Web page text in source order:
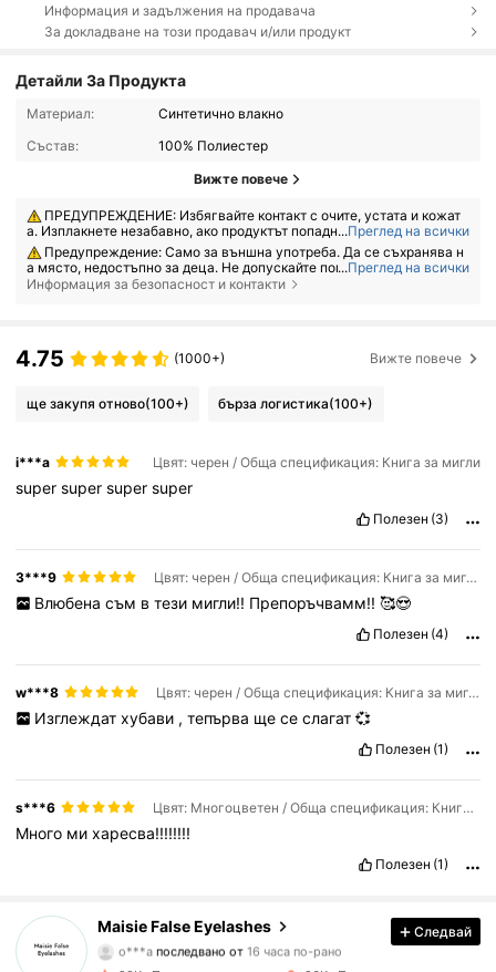
Информация и задължения на продавача
За докладване на този продавач и/или продукт
Детайли За Продукта
Материал:
Синтетично влакно
Състав:
100% Полиестер
Вижте повече
ПРЕДУПРЕЖДЕНИЕ: Избягвайте контакт с очите, устата и кожат
а. Изплакнете незабавно, ако продуктът попадне в тях. При инциде
нт, незабавно се свържете с центъра по отравяния.
...Преглед на всички
Предупреждение: Само за външна употреба. Да се съхранява н
а място, недостъпно за деца. Не допускайте попадане на продукта
в очите. Не използвайте върху наранена или раздразнена кожа. Пр
...Преглед на всички
Информация за безопасност и контакти
4.75 (1000+) Вижте повече
ще закупя отново(100+) бърза логистика(100+)
i***a Цвят: черен / Обща спецификация: Книга за мигли
supersupersupersuper
Полезен (3)
3***9 Цвят: черен / Обща спецификация: Книга за мигли + инструменти
Влюбена съм в тези мигли!! Препоръчвамм!! 🥰😍
Полезен (4)
w***8 Цвят: черен / Обща спецификация: Книга за мигли + инструменти
Изглеждат хубави , тепърва ще се слагат 💞
Полезен (1)
s***6 Цвят: Многоцветен / Обща спецификация: Книга за мигли
Много михаресва!!!!!!!!
Полезен (1)
Maisie False Eyelashes
a***rразглежда
4.83
Следвай